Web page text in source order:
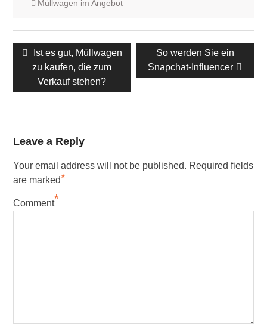
Müllwagen im Angebot
Beitrags-
Navigation
Vorheriger
Beitrag:
Ist es gut, Müllwagen
zu kaufen, die zum
Verkauf stehen?
Nächster
Beitrag:
So werden Sie ein
Snapchat-Influencer
Leave a Reply
Your email address will not be published. Required fields
are marked*
Comment*